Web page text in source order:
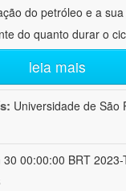
do petróleo e a
do quanto durar o
leia mais
Universidade de São
30 00:00:00 BRT 2023-